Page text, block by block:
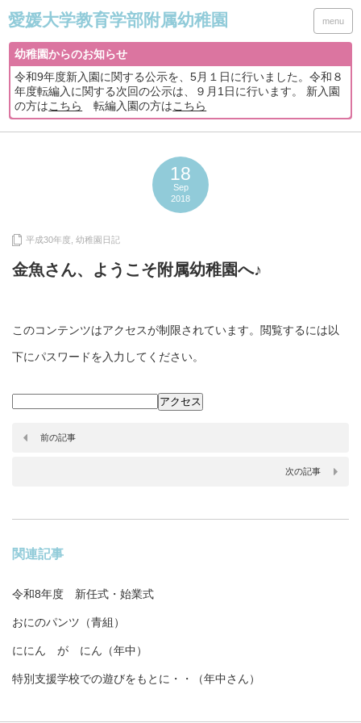
menu
幼稚園からのお知らせ
令和9年度新入園に関する公示を、5月１日に行いました。令和８
年度転編入に関する次回の公示は、９月1日に行います。 新入園
の方はこちら 転編入園の方はこちら
18
Sep
2018
平成30年度 幼稚園日記
金魚さん、ようこそ附属幼稚園へ♪
このコンテンツはアクセスが制限されています。閲覧するには以
下にパスワードを入力してください。
前の記事
次の記事
関連記事
令和8年度 新任式・始業式
おにのパンツ（青組）
ににん が にん（年中）
特別支援学校での遊びをもとに・・（年中さん）